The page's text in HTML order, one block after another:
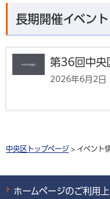
長期開催イベント
第36回中央
2026年6月2日
中央区トップページ > イベント
ホームページのご利用